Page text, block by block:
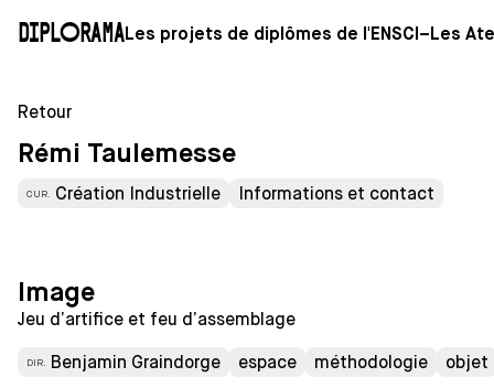
DiploramaLes projets de diplômes de l'ENSCI–Les
Retour
Rémi Taulemesse
CUR. Création Industrielle Informations et contact
Image
Jeu d’artifice et feu d’assemblage
DIR. Benjamin Graindorge espace méthodologie objet